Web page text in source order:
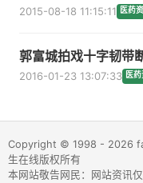
2015-08-18 11:15:11 医药
郭富城拍戏十字韧带
2016-01-23 13:07:33 医
Copyright © 1998 - 2026
生在线版权所有
本网站敬告网民：网站资讯